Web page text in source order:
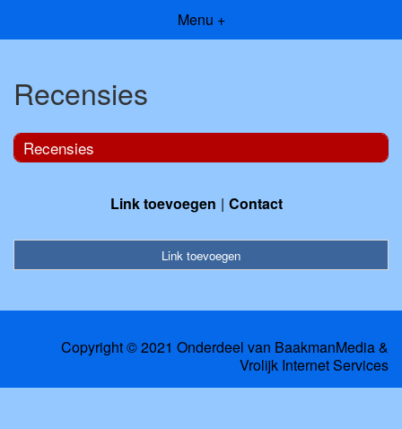
Menu +
Recensies
Recensies
Link toevoegen Contact
Link toevoegen
Copyright © 2021 Onderdeel van BaakmanMedia&
Vrolijk Internet Services